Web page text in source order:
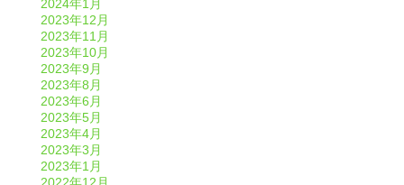
2024年1月
2023年12月
2023年11月
2023年10月
2023年9月
2023年8月
2023年6月
2023年5月
2023年4月
2023年3月
2023年1月